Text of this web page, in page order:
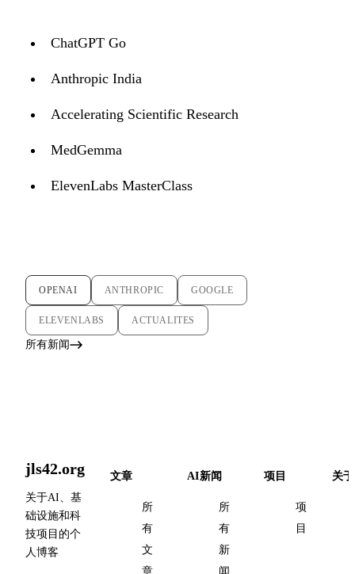
ChatGPT Go
Anthropic India
Accelerating Scientific Research
MedGemma
ElevenLabs MasterClass
OPENAI ANTHROPIC GOOGLE
ELEVENLABS ACTUALITES
所有新闻
jls42.org
关于AI、基
础设施和科
技项目的个
人博客
文章
所
有
文
章
AI新闻
所
有
新
闻
项目
项
目
关于